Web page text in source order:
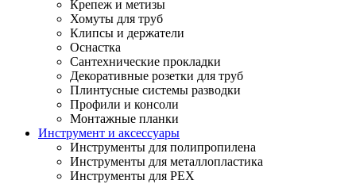
Крепеж и метизы
Хомуты для труб
Клипсы и держатели
Оснастка
Сантехнические прокладки
Декоративные розетки для труб
Плинтусные системы разводки
Профили и консоли
Монтажные планки
Инструмент и аксессуары
Инструменты для полипропилена
Инструменты для металлопластика
Инструменты для PEX